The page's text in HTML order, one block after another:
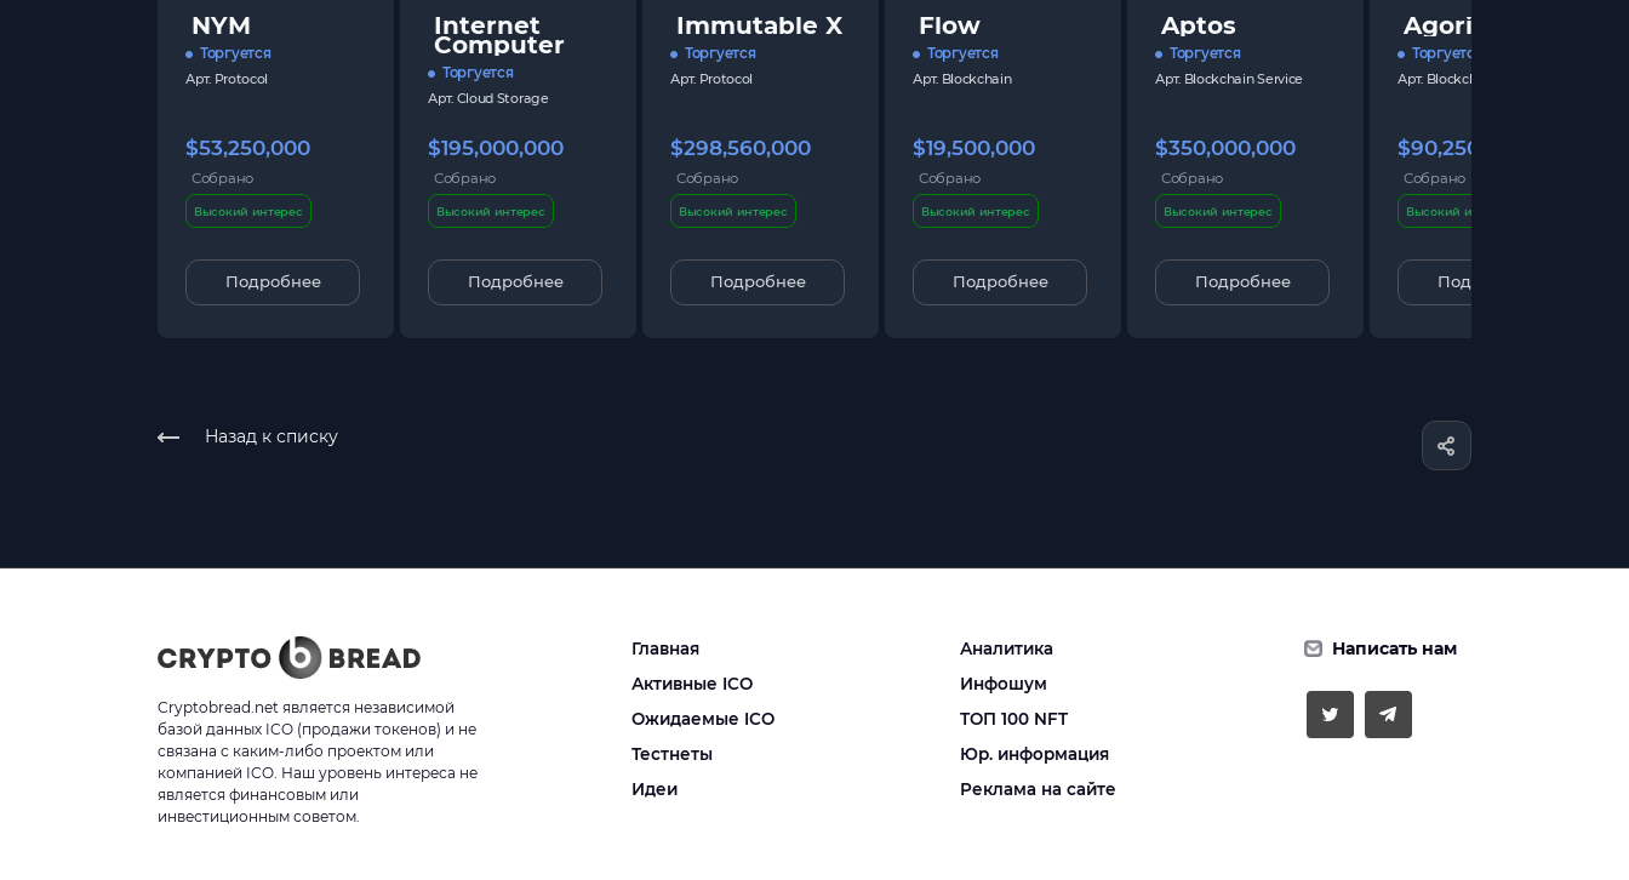
NYM
Торгуется
Арт. Protocol
$53,250,000
Собрано
Высокий интерес
Подробнее
Internet
Computer
Торгуется
Арт. Cloud Storage
$195,000,000
Собрано
Высокий интерес
Подробнее
Immutable X
Торгуется
Арт. Protocol
$298,560,000
Собрано
Высокий интерес
Подробнее
Flow
Торгуется
Арт. Blockchain
$19,500,000
Собрано
Высокий интерес
Подробнее
Aptos
Торгуется
Арт. Blockchain Service
$350,000,000
Собрано
Высокий интерес
Подробнее
Agoric
Торгуется
Арт. Blockchain Service
$90,250,000
Собрано
Высокий интерес
Подробнее
Назад к списку
Cryptobread.net является независимой
базой данных ICO (продажи токенов) и не
связана с каким-либо проектом или
компанией ICO. Наш уровень интереса не
является финансовым или
инвестиционным советом.
Главная
Активные ICO
Ожидаемые ICO
Тестнеты
Идеи
Аналитика
Инфошум
ТОП 100 NFT
Юр. информация
Реклама на сайте
Написать нам